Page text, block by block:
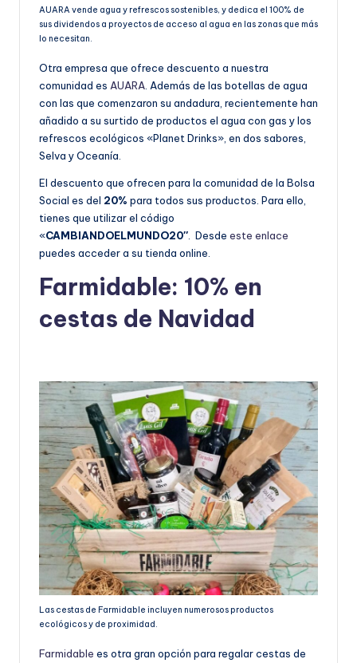
AUARA vende agua y refrescos sostenibles, y dedica el 100% de
sus dividendos a proyectos de acceso al agua en las zonas que más
lo necesitan.
Otra empresa que ofrece descuento a nuestra
comunidad es AUARA . Además de las botellas de agua
con las que comenzaron su andadura, recientemente han
añadido a su surtido de productos el agua con gas y los
refrescos ecológicos «Planet Drinks», en dos sabores,
Selva y Oceanía.
El descuento que ofrecen para la comunidad de la Bolsa
Social es del 20% para todos sus productos. Para ello,
tienes que utilizar el código
«CAMBIANDOELMUNDO20″ . Desde este enlace
puedes acceder a su tienda online.
Farmidable: 10% en
cestas de Navidad
Las cestas de Farmidable incluyen numerosos productos
ecológicos y de proximidad.
Farmidable es otra gran opción para regalar cestas de